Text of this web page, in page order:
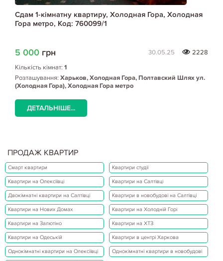
Сдам 1-кімнатну квартиру, Холодная Гора, Холодная
Гора метро, Код: 760099/1
5 000 грн 30.05.25
2228
Кількість кімнат: 1
Розташування: Харьков, Холодная Гора, Полтавский Шлях ул.
(Холодная Гора), Холодная Гора метро
ДЕТАЛЬНІШЕ...
ПРОДАЖ КВАРТИР
Смарт квартири Квартири студії
Квартири на Олексіївці Квартири на Салтівці
Двокімнатні квартири на Салтівці Квартири в новобудові на Салтівці
Квартири на Нових Домах Квартири на Холодній Горі
Квартири на Залютіно Квартири на ХТЗ
Квартири на Одеській Квартири в центрі Харкова
Однокімнатні квартири на Олексіївці Однокімнатні квартири в новобудові